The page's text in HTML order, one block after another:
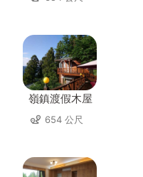
嶺鎮渡假木屋
654 公尺